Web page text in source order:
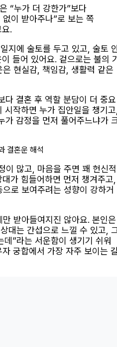
“누가 더 강한가”보다
이 받아주나”로 보는 쪽
.
지에 술토를 두고 있고, 술토
이 들어 있어요. 겉으로는 불의
현실감, 책임감, 생활력 같은
다 결혼 후 역할 분담이 더 중요
시작하면 누가 집안일을 챙기
가 감정을 먼저 풀어주느냐가
이 많고, 마음을 주면 꽤 헌신적
가 힘들어하면 먼저 챙겨주고,
로 보여주려는 성향이 강하거
받아들여지진 않아요. 본인은
대는 간섭으로 느낄 수 있고,
데”라는 서운함이 생기기 쉬워
궁합에서 가장 자주 보이는